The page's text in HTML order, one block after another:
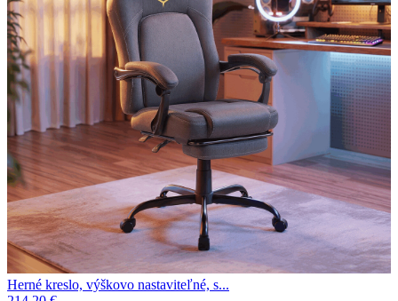
Herné kreslo, výškovo nastaviteľné, s...